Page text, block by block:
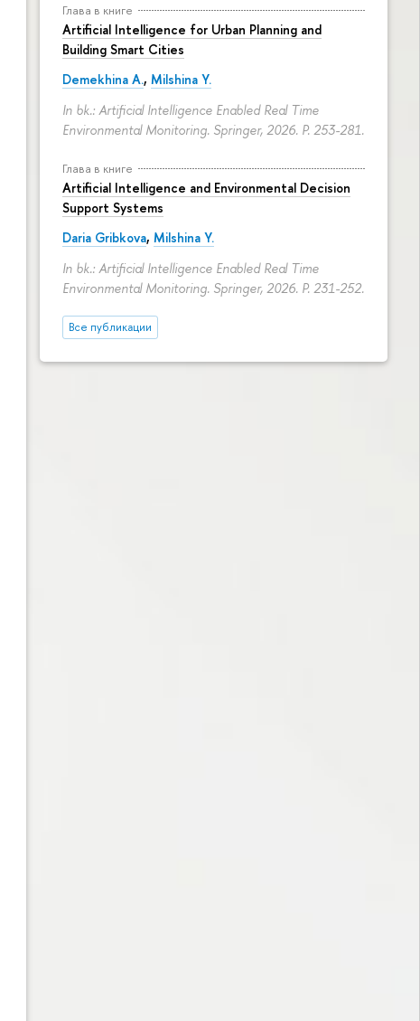
Глава в книге
Artificial Intelligence for Urban Planning and
Building Smart Cities
Demekhina A., Milshina Y.
In bk.: Artificial Intelligence Enabled Real Time
Environmental Monitoring. Springer, 2026. P. 253-281.
Глава в книге
Artificial Intelligence and Environmental Decision
Support Systems
Daria Gribkova, Milshina Y.
In bk.: Artificial Intelligence Enabled Real Time
Environmental Monitoring. Springer, 2026. P. 231-252.
Все публикации